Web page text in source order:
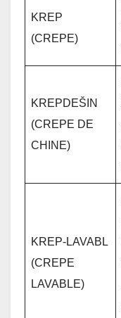
KREP
(CREPE)
KREPDEŠIN
(CREPE DE
CHINE)
KREP-LAVABL
(CREPE
LAVABLE)